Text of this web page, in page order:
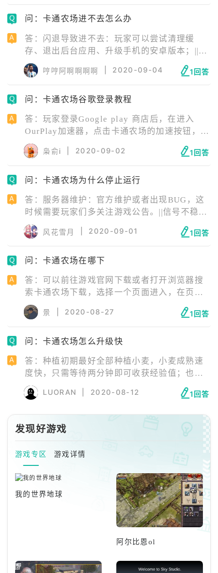
会导致无法加载游戏，所以关闭一些在后台运
行的应用。
问：卡通农场进不去怎么办
答：闪退导致进不去：玩家可以尝试清理缓
存、退出后台应用、升级手机的安卓版本；||网
络问题：检查一下自己的网络，如果不能正常
联网，更换网络环境尝试即可，比如从移动网
络切换为Wifi，或者从Wifi切换为移动网络；||
服务器维护：等待服务器维护好即可；||安装包
装。
哼哼阿啊啊啊啊 2020-09-04 1回答
问：卡通农场谷歌登录教程
答：玩家登录Google play 商店后，在进入
OurPlay加速器，点击卡通农场的加速按钮，就
可以进入游戏，登录界面选择谷歌登录即可登
录成功。
枭俞i 2020-09-02 1回答
问：卡通农场为什么停止运行
答：服务器维护：官方维护或者出现BUG，这
时候需要玩家们多关注游戏公告。||信号不稳
定：尽量打开4G进行游戏，WIFI需要找到信号
强的源头才行。||版本问题：不正式的版本，玩
家们也可以尝试下最新版游戏。||手机内存不
足，或存在游戏缓存：清理一下运行内存和手
风花雪月 2020-09-01 1回答
问：卡通农场在哪下
答：可以前往游戏官网下载或者打开浏览器搜
索卡通农场下载，选择一个页面进入，在页面
点击下载按钮，下载所需要的安装包即可。玩
家也可以直接在手机里自带的各种安卓应用商
店上搜索这款游戏并且直接下载安装即可，推
荐采用这种方法，也比较方便。
景 2020-08-27 1回答
问：卡通农场怎么升级快
答：种植初期最好全部种植小麦，小麦成熟速
度快，只需等待两分钟即可收获经验值；也可
通过制作各种食材获取经验值；完成卡车任
务，不但可以获得大量经验，还能得到金币；
就会产生经验值；完成游戏内的各种活动也可
以获得大量经验值。
LUORAN 2020-08-12 1回答
发现好游戏
游戏专区 游戏详情
我的世界地球
阿尔比恩ol